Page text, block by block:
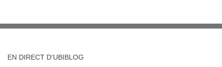
EN DIRECT D’UBIBLOG